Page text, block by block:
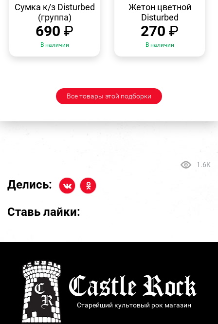
ПРОСМОТР
Сумка к/з Disturbed
(группа)
690 ₽
В наличии
ПРОСМОТР
Жетон цветной
Disturbed
270 ₽
В наличии
Все товары этой подборки
1.6K
Делись:
Ставь лайки:
Старейший культовый рок магазин